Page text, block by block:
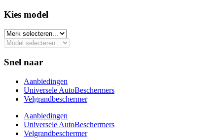
Kies model​
Snel naar
Aanbiedingen
Universele AutoBeschermers
Velgrandbeschermer
Aanbiedingen
Universele AutoBeschermers
Velgrandbeschermer